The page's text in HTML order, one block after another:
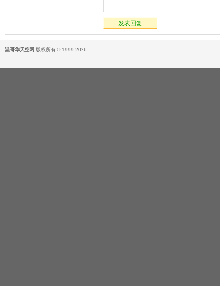
发表回复
温哥华天空网 版权所有 © 1999-2026